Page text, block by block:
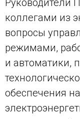
коллегами из
вопросы
режимами,
и автоматики,
обеспечения